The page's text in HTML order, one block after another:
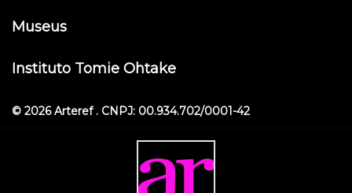
Museus
Instituto Tomie Ohtake
© 2026 Arteref . CNPJ: 00.934.702/0001-42